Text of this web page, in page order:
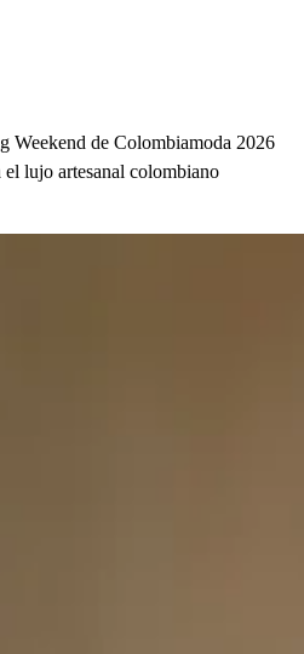
Weekend de Colombiamoda 2026
lujo artesanal colombiano